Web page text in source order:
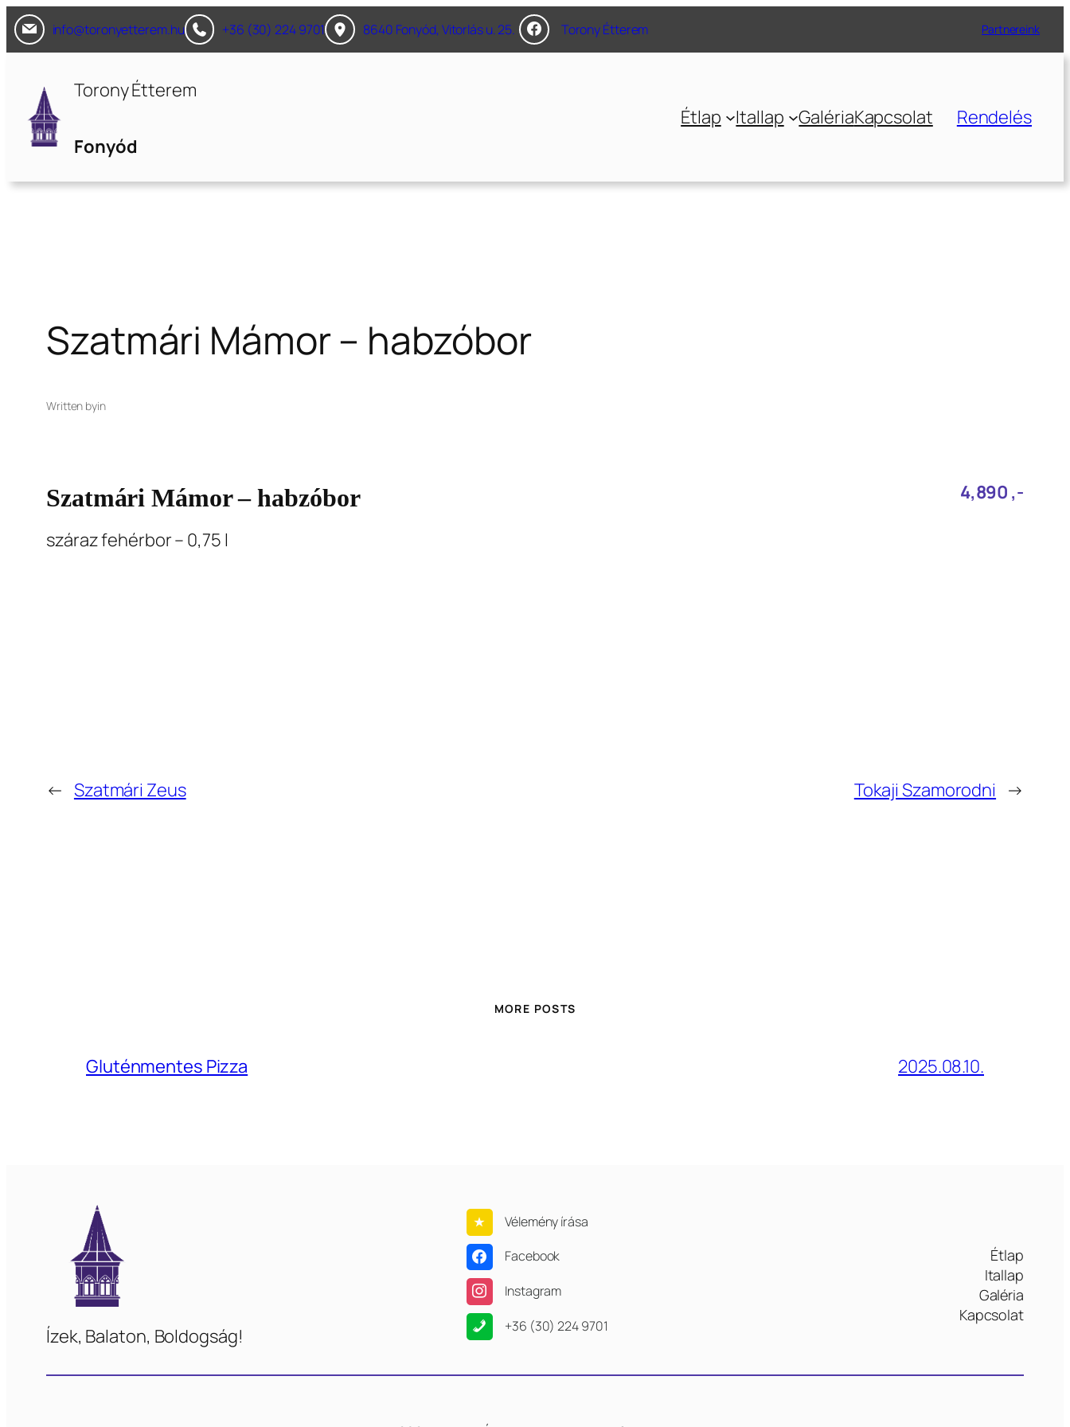
Ugrás
a
info@toronyetterem.hu +36 (30) 224 9701 8640 Fonyód, Vitorlás u. 25. Torony Étterem Partnereink
Torony Étterem
Fonyód
Étlap Itallap GalériaKapcsolat Rendelés
Szatmári Mámor – habzóbor
Written byin
Szatmári Mámor – habzóbor
4,890‎ ,-
száraz fehérbor – 0,75 l
← Szatmári Zeus Tokaji Szamorodni →
MORE POSTS
Gluténmentes Pizza 2025.08.10.
Ízek, Balaton, Boldogság!
Vélemény írása
Facebook
Instagram
+36 (30) 224 9701
Étlap
Itallap
Galéria
Kapcsolat